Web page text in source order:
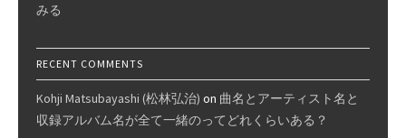
みる
RECENT COMMENTS
Kohji Matsubayashi (松林弘治) on 曲名とアーティスト名と
収録アルバム名が全て一緒のってどれくらいある？